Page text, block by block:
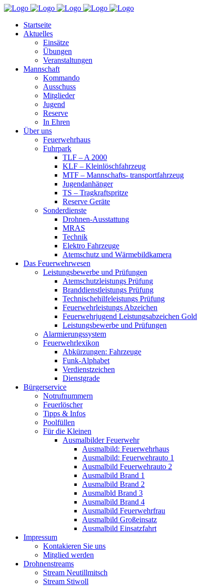
Startseite
Aktuelles
Einsätze
Übungen
Veranstaltungen
Mannschaft
Kommando
Ausschuss
Mitglieder
Jugend
Reserve
In Ehren
Über uns
Feuerwehrhaus
Fuhrpark
TLF – A 2000
KLF – Kleinlöschfahrzeug
MTF – Mannschafts- transportfahrzeug
Jugendanhänger
TS – Tragkraftspritze
Reserve Geräte
Sonderdienste
Drohnen-Ausstattung
MRAS
Technik
Elektro Fahrzeuge
Atemschutz und Wärmebildkamera
Das Feuerwehrwesen
Leistungsbewerbe und Prüfungen
Atemschutzleistungs Prüfung
Branddienstleistungs Prüfung
Technischehilfeleistungs Prüfung
Feuerwehrleistungs Abzeichen
Feuerwehrjugend Leistungsabzeichen Gold
Leistungsbewerbe und Prüfungen
Alarmierungssystem
Feuerwehrlexikon
Abkürzungen: Fahrzeuge
Funk-Alphabet
Verdienstzeichen
Dienstgrade
Bürgerservice
Notrufnummern
Feuerlöscher
Tipps & Infos
Poolfüllen
Für die Kleinen
Ausmalbilder Feuerwehr
Ausmalbild: Feuerwehrhaus
Ausmalbild: Feuerwehrauto 1
Ausmalbild Feuerwehrauto 2
Ausmalbild Brand 1
Ausmalbild Brand 2
Ausmalbld Brand 3
Ausmalbild Brand 4
Ausmalbild Feuerwehrfrau
Ausmalbild Großeinsatz
Ausmalbild Einsatzfahrt
Impressum
Kontakieren Sie uns
Mitglied werden
Drohnenstreams
Stream Neutillmitsch
Stream Stiwoll